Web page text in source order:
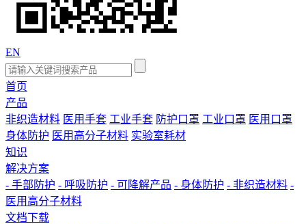
EN
首页
产品
非织造材料 医用手套 工业手套 防护口罩 工业口罩 医用口罩
身体防护 医用高分子材料 实验室耗材
知识
解决方案
- 手部防护 - 呼吸防护 - 可降解产品 - 身体防护 - 非织造材料 -
医用高分子材料
文档下载